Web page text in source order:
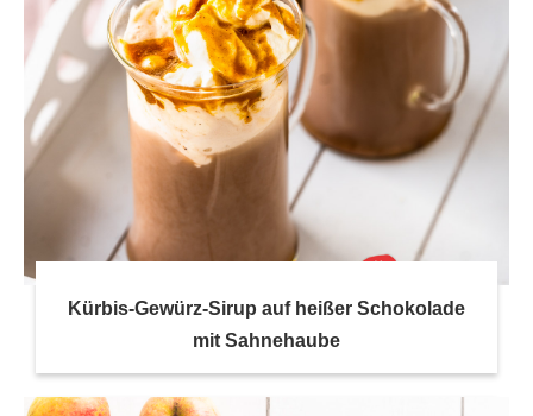
Kürbis-Gewürz-Sirup auf heißer Schokolade
mit Sahnehaube